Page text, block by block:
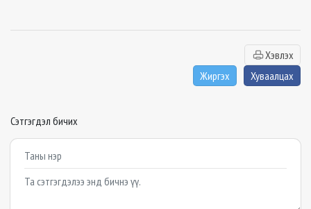
Хэвлэх
Жиргэх
Хуваалцах
Сэтгэгдэл бичих
Example textarea